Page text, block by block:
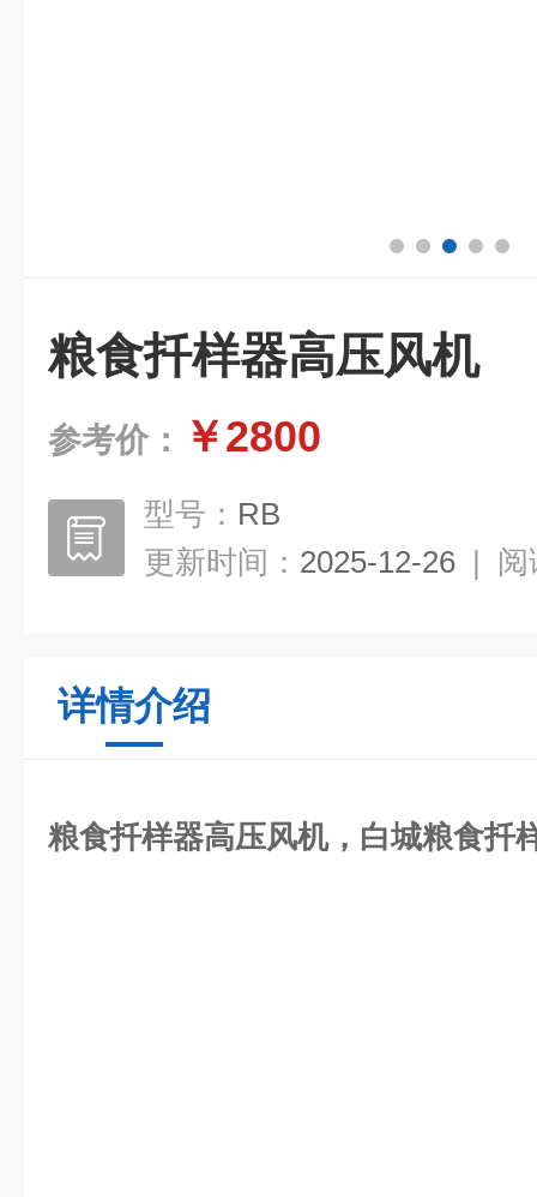
粮食扦样器高压风机
参考价： ￥2800
型号： RB
更新时间： 2025-12-26 | 阅
详情介绍
粮食扦样器高压风机，白城粮食扦